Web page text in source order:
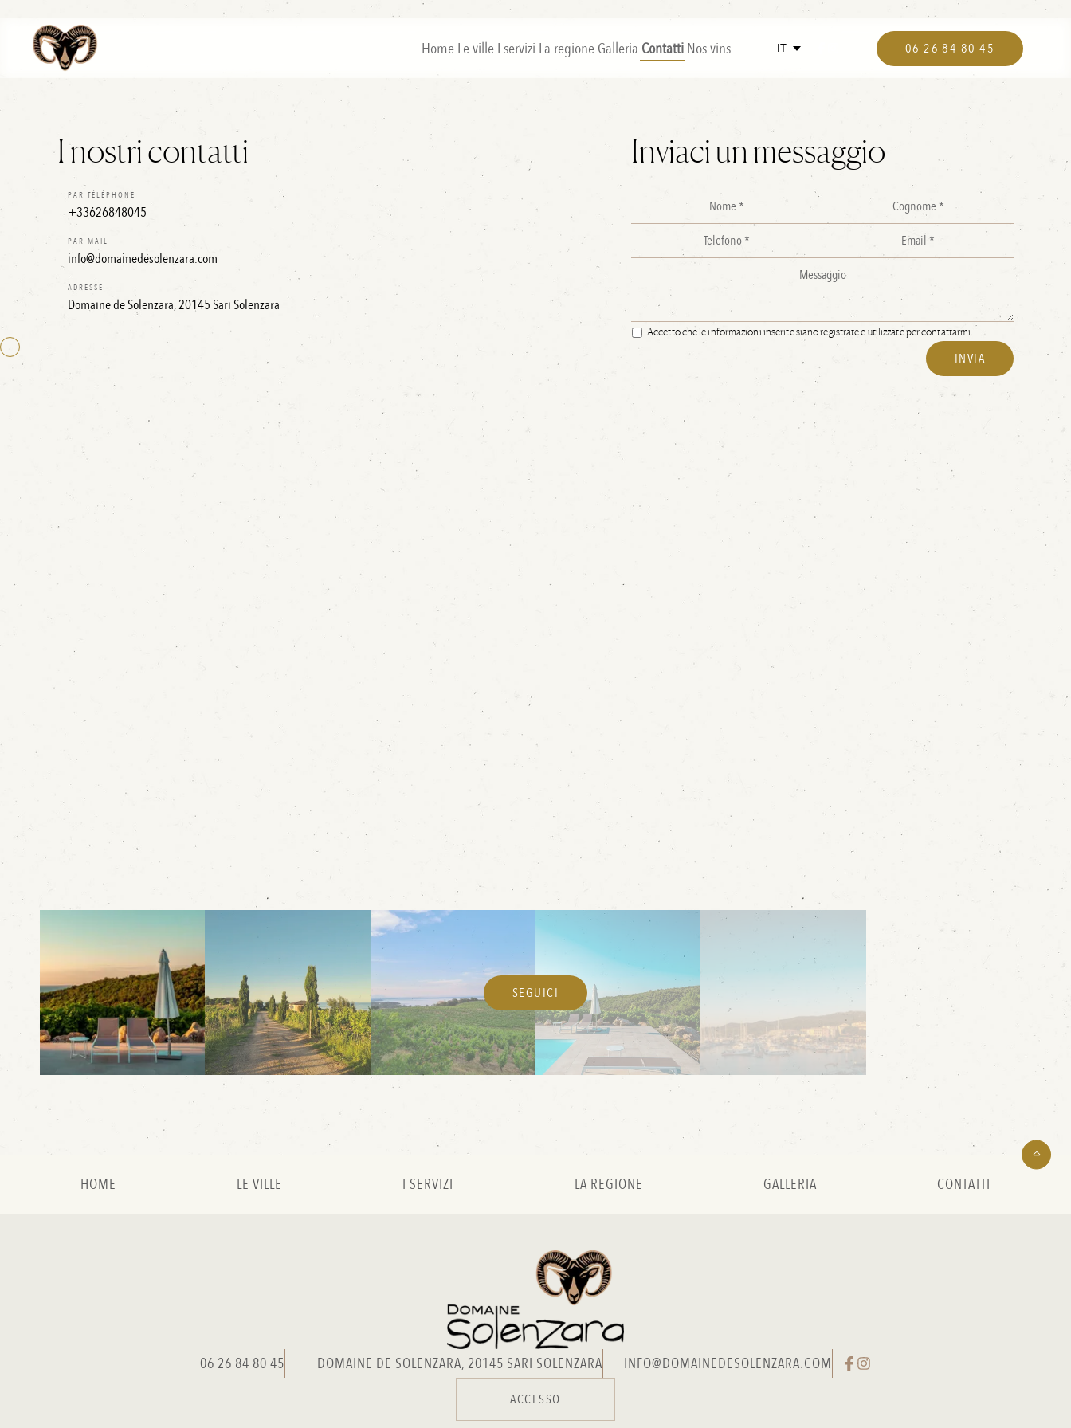
HomeLe villeI servizi La regioneGalleria ContattiNos vins 06 26 84 80 45
Home
Contatti
I nostri contatti
PAR TÉLÉPHONE
+33626848045
PAR MAIL
info@domainedesolenzara.com
ADRESSE
Domaine de Solenzara,20145Sari Solenzara
Inviaci un messaggio
Accetto che le informazioni inserite siano registrate e utilizzate per contattarmi.
INVIA
SEGUICI
HOME LE VILLE I SERVIZI LA REGIONE GALLERIA CONTATTI
06 26 84 80 45 DOMAINE DE SOLENZARA, 20145 SARI SOLENZARA INFO@DOMAINEDESOLENZARA.COM
ACCESSO